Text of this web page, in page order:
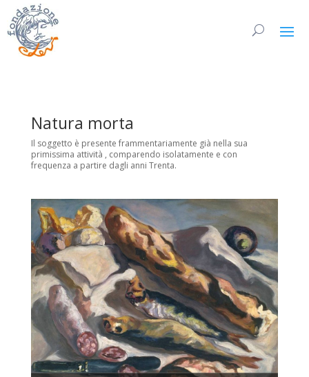
Natura morta
Il soggetto è presente frammentariamente già nella sua
primissima attività , comparendo isolatamente e con
frequenza a partire dagli anni Trenta.